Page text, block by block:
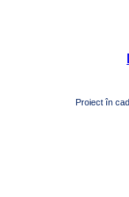
Proiect în